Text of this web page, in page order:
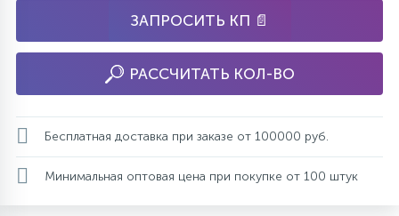
ЗАПРОСИТЬ КП 📄
РАССЧИТАТЬ КОЛ-ВО
Бесплатная доставка при заказе от 100000 руб.
Минимальная оптовая цена при покупке от 100 штук